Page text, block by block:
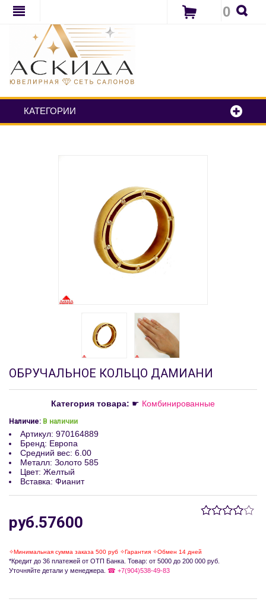
0
КАТЕГОРИИ
ОБРУЧАЛЬНОЕ КОЛЬЦО ДАМИАНИ
Категория товара: ☛ Комбинированные
Наличие: В наличии
Артикул: 970164889
Бренд: Европа
Средний вес: 6.00
Металл: Золото 585
Цвет: Желтый
Вставка: Фианит
руб.57600
✧Минимальная сумма заказа 500 руб ✧Гарантия ✧Обмен 14 дней
*Кредит до 36 платежей от ОТП Банка. Товар: от 5000 до 200 000 руб.
Уточняйте детали у менеджера. ☎ +7(904)538-49-83